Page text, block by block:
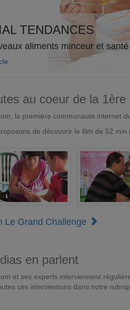
TENDANCES
aliments minceur et santé
au coeur de la
la première communauté internet
de découvrir le film de 52
Le Grand Challenge
en parlent
et ses experts interviennent
ces interventions dans notre